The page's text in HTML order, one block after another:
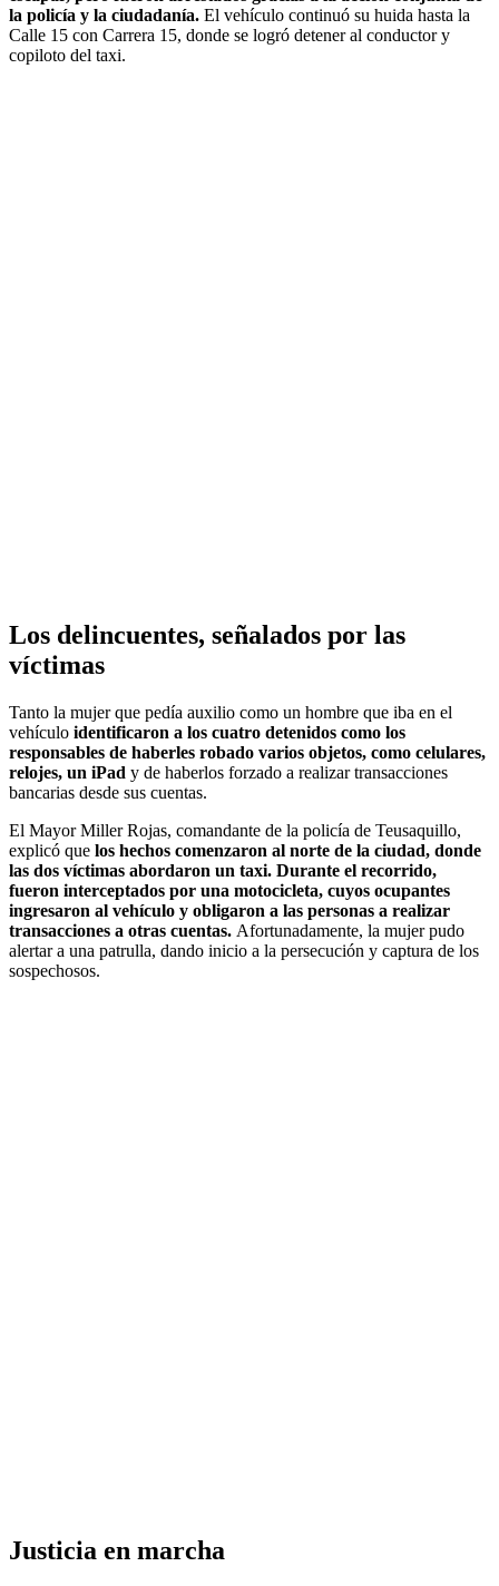
la policía y la ciudadanía. El vehículo continuó su huida hasta la
Calle 15 con Carrera 15, donde se logró detener al conductor y
copiloto del taxi.
Los delincuentes, señalados por las
víctimas
Tanto la mujer que pedía auxilio como un hombre que iba en el
vehículo identificaron a los cuatro detenidos como los
responsables de haberles robado varios objetos, como celulares,
relojes, un iPad y de haberlos forzado a realizar transacciones
bancarias desde sus cuentas.
El Mayor Miller Rojas, comandante de la policía de Teusaquillo,
explicó que los hechos comenzaron al norte de la ciudad, donde
las dos víctimas abordaron un taxi. Durante el recorrido,
fueron interceptados por una motocicleta, cuyos ocupantes
ingresaron al vehículo y obligaron a las personas a realizar
transacciones a otras cuentas. Afortunadamente, la mujer pudo
alertar a una patrulla, dando inicio a la persecución y captura de los
sospechosos.
Justicia en marcha